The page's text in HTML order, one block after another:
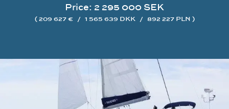
Price: 2 295 000 SEK
( 209 627 € / 1 565 639 DKK / 892 227 PLN )